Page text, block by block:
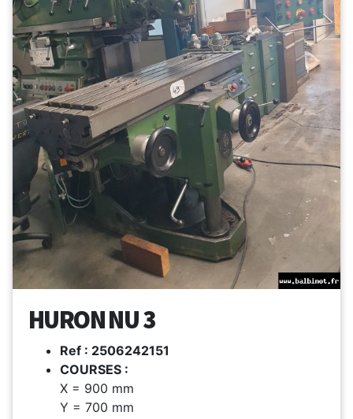
HURON NU 3
Ref : 2506242151
COURSES :
X = 900 mm
Y = 700 mm